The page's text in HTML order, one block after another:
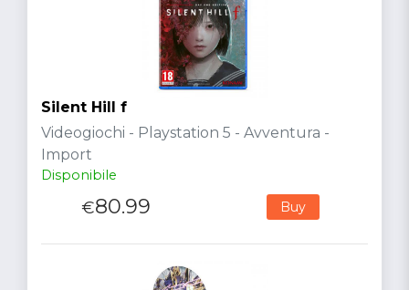
Silent Hill f
Videogiochi - Playstation 5 - Avventura -
Import
Disponibile
€80.99 Buy